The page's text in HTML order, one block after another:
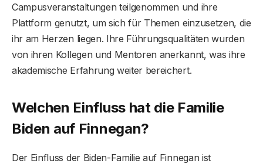
Campusveranstaltungen teilgenommen und ihre
Plattform genutzt, um sich für Themen einzusetzen, die
ihr am Herzen liegen. Ihre Führungsqualitäten wurden
von ihren Kollegen und Mentoren anerkannt, was ihre
akademische Erfahrung weiter bereichert.
Welchen Einfluss hat die Familie
Biden auf Finnegan?
Der Einfluss der Biden-Familie auf Finnegan ist